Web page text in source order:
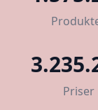
Priser